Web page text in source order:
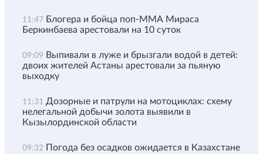
11:47 Блогера и бойца поп-ММА Мираса
Беркинбаева арестовали на 10 суток
09:09 Выпивали в луже и брызгали водой в детей:
двоих жителей Астаны арестовали за пьяную
выходку
11:31 Дозорные и патрули на мотоциклах: схему
нелегальной добычи золота выявили в
Кызылординской области
09:32 Погода без осадков ожидается в Казахстане